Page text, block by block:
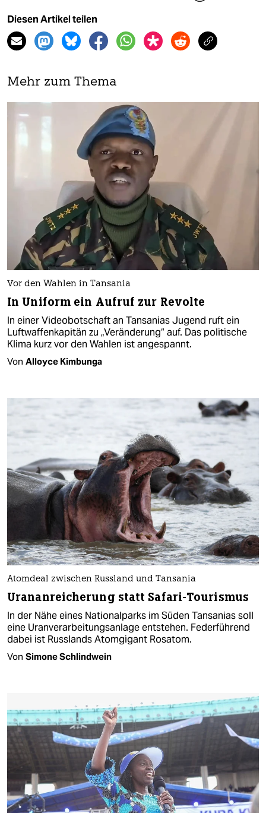
Diesen Artikel teilen
Mehr zum Thema
Vor den Wahlen in Tansania
In Uniform ein Aufruf zur Revolte
In einer Videobotschaft an Tansanias Jugend ruft ein
Luftwaffenkapitän zu „Veränderung“ auf. Das politische
Klima kurz vor den Wahlen ist angespannt.
Von Alloyce Kimbunga
Atomdeal zwischen Russland und Tansania
Urananreicherung statt Safari-Tourismus
In der Nähe eines Nationalparks im Süden Tansanias soll
eine Uranverarbeitungsanlage entstehen. Federführend
dabei ist Russlands Atomgigant Rosatom.
Von Simone Schlindwein